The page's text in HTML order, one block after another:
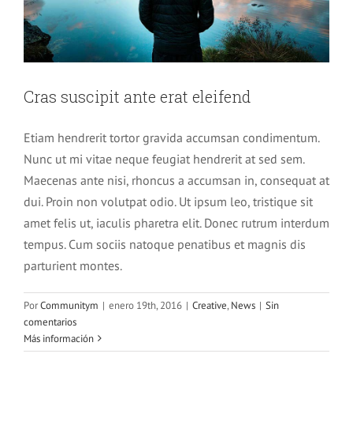
Cras suscipit ante erat eleifend
Etiam hendrerit tortor gravida accumsan condimentum.
Nunc ut mi vitae neque feugiat hendrerit at sed sem.
Maecenas ante nisi, rhoncus a accumsan in, consequat at
dui. Proin non volutpat odio. Ut ipsum leo, tristique sit
amet felis ut, iaculis pharetra elit. Donec rutrum interdum
tempus. Cum sociis natoque penatibus et magnis dis
parturient montes.
PorCommunitym | enero 19th, 2016 | Creative,News | Sin
comentarios
Más información